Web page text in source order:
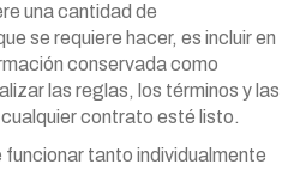
una cantidad de
se requiere hacer, es incluir en
conservada como
las reglas, los términos y las
contrato esté listo.
tanto individualmente